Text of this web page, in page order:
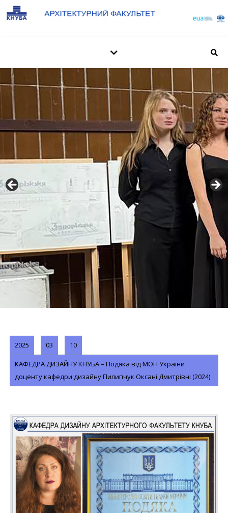
2025 03 10
КАФЕДРА ДИЗАЙНУ КНУБА – Подяка від МОН України
доценту кафедри дизайну Пилипчук Оксані Дмитрівні (2024)